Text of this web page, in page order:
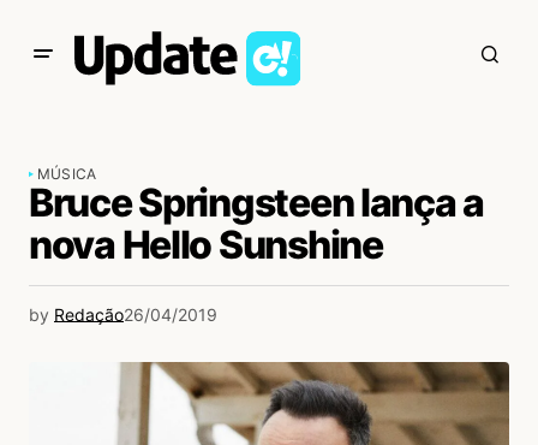
MÚSICA
Bruce Springsteen lança a
nova Hello Sunshine
by Redação26/04/2019